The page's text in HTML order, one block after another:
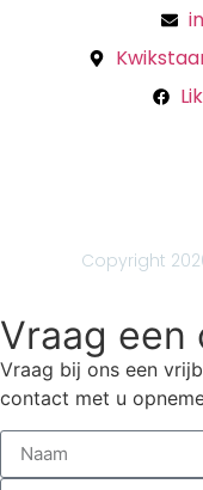
Copyright
Vraag een
Vraag bij ons een
contact met u